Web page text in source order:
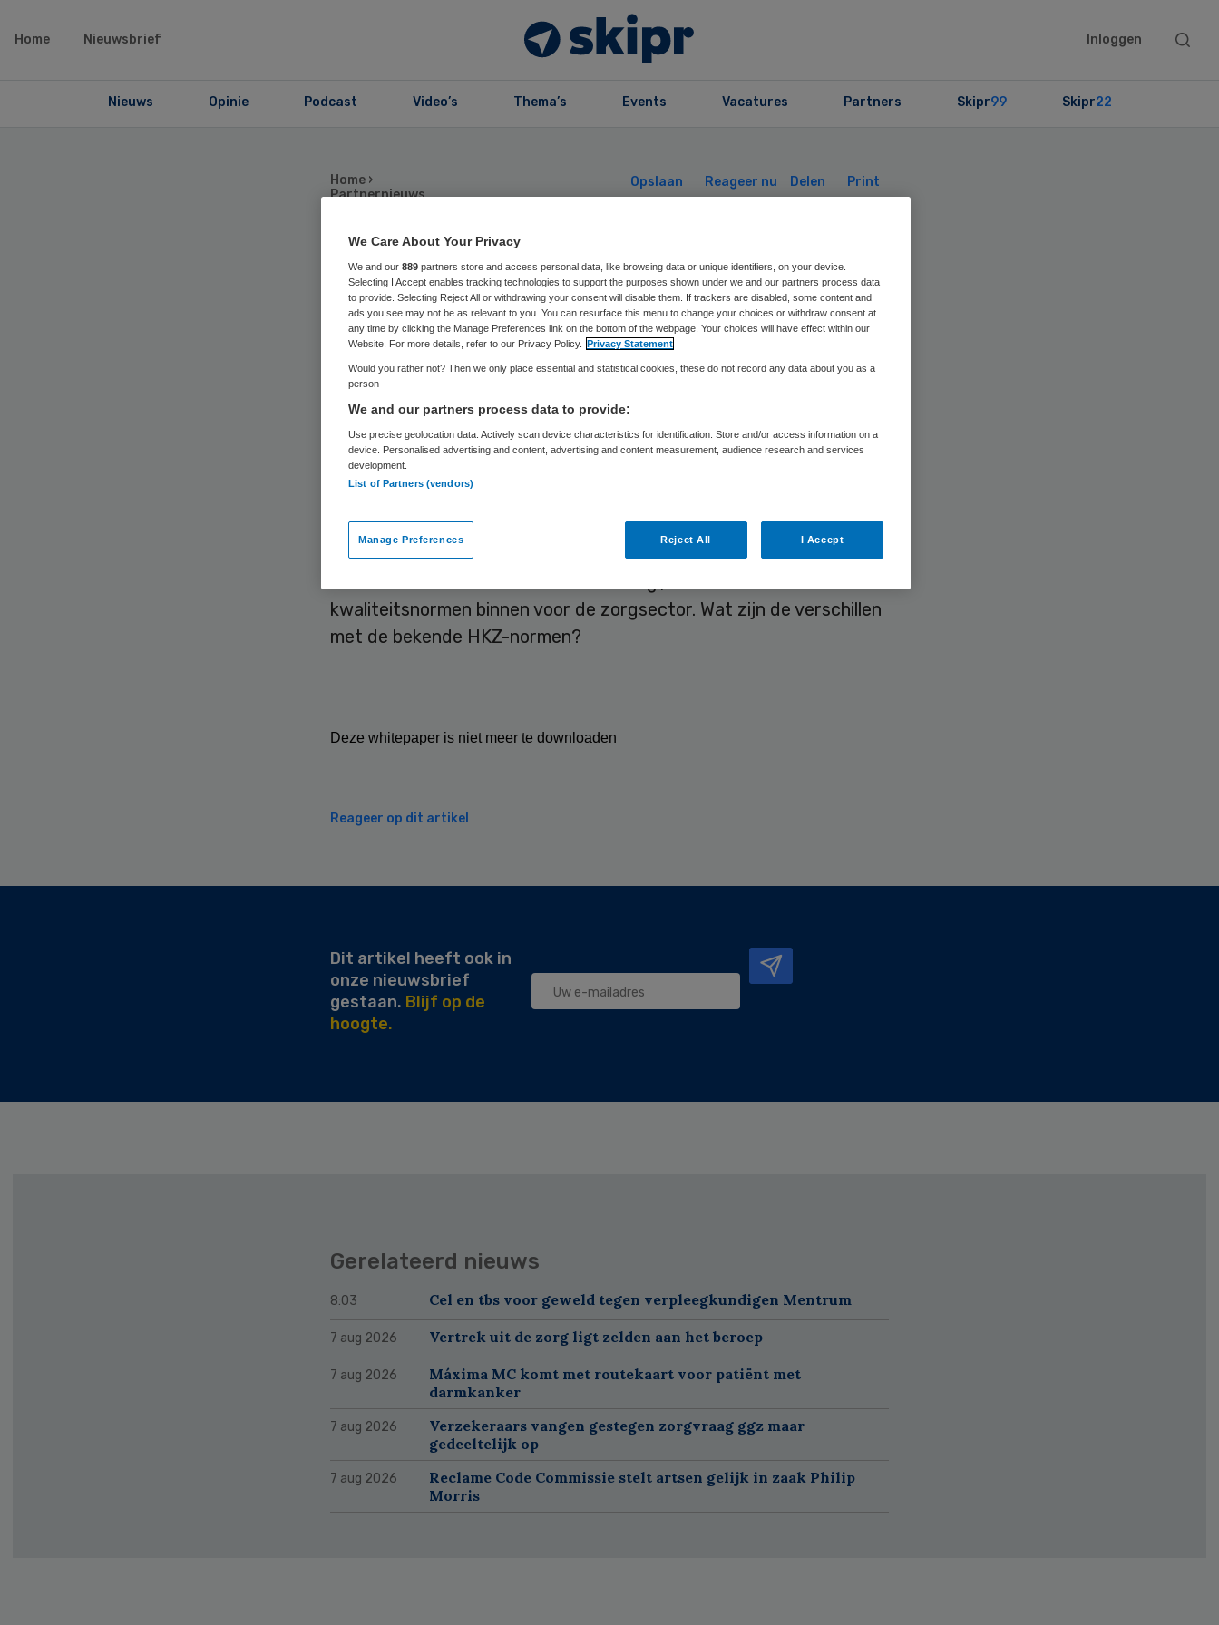
Home Nieuwsbrief Inloggen
Search
Nieuws Opinie Podcast Video’s Thema’s Events Vacatures Partners Skipr99 Skipr22
Home ›
Partnernieuws
Opslaan Reageer nu Delen Print
Kwaliteitsnormen in
de zorg: wat is het
verschil?
Welke kwaliteitsnorm past het beste bij uw organisatie? EN 15224,
kwaliteitsnormen binnen voor de zorgsector. Wat zijn de verschillen
met de bekende HKZ-normen?
Deze whitepaper is niet meer te downloaden
Reageer op dit artikel
Dit artikel heeft ook in
onze nieuwsbrief
gestaan. Blijf op de
hoogte.
Gerelateerd nieuws
8:03 Cel en tbs voor geweld tegen verpleegkundigen Mentrum
7 aug 2026 Vertrek uit de zorg ligt zelden aan het beroep
7 aug 2026
Máxima MC komt met routekaart voor patiënt met
darmkanker
7 aug 2026
Verzekeraars vangen gestegen zorgvraag ggz maar
gedeeltelijk op
7 aug 2026
Reclame Code Commissie stelt artsen gelijk in zaak Philip
Morris
We Care About Your Privacy
We and our 889 partners store and access personal data, like browsing data or unique identifiers, on your device.
Selecting I Accept enables tracking technologies to support the purposes shown under we and our partners process data
to provide. Selecting Reject All or withdrawing your consent will disable them. If trackers are disabled, some content and
ads you see may not be as relevant to you. You can resurface this menu to change your choices or withdraw consent at
any time by clicking the Manage Preferences link on the bottom of the webpage. Your choices will have effect within our
Website. For more details, refer to our Privacy Policy. Privacy Statement
Would you rather not? Then we only place essential and statistical cookies, these do not record any data about you as a
person
We and our partners process data to provide:
Use precise geolocation data. Actively scan device characteristics for identification. Store and/or access information on a
device. Personalised advertising and content, advertising and content measurement, audience research and services
development.
List of Partners (vendors)
Manage Preferences Reject All I Accept